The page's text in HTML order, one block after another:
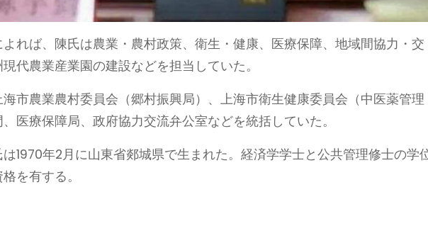
れば、陳氏は農業・農村政策、衛生・健康、医療保障、地域間協力・交
代農業産業園の建設などを担当していた。
市農業農村委員会（郷村振興局）、上海市衛生健康委員会（中医薬管理
医療保障局、政府協力交流弁公室などを統括していた。
1970年2月に山東省郯城県で生まれた。経済学学士と公共管理修士の学
を有する。